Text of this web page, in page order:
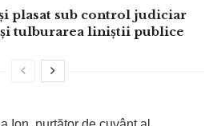
plasat sub control judiciar
tulburarea liniștii publice